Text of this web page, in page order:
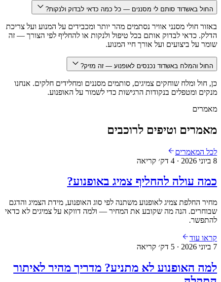
החול באשדוד סותם לי מסננים — כל כמה כדאי לבדוק ולנקות?
באזור חולי מסנני אוויר נסתמים מהר יותר ומכבידים על המנוע ועל צריכת
הדלק. כדאי לבדוק אותם בכל טיפול ולנקות או להחליף לפי הצורך — זה
שומר על ביצועים ועל אורך חיי המנוע.
החול והמלח באשדוד נכנסים לאופנוע — זה מזיק?
כן, חול ומלח שוחקים צמיגים, סותמים מסננים ומחלידים חלקים. אנחנו
מנקים ומטפלים בנקודות הרגישות כדי לשמור על האופנוע.
מאמרים
מאמרים וטיפים לרוכבים
לכל המאמרים
8 ביוני 2026
·
4 דק׳ קריאה
כמה עולה להחליף צמיג באופנוע?
מחיר החלפת צמיג לאופנוע משתנה לפי סוג האופנוע, מידת הצמיג והדגם
שבוחרים. הנה מה שקובע את המחיר — ולמה דווקא על צמיגים לא כדאי
להתפשר.
קראו עוד
7 ביוני 2026
·
5 דק׳ קריאה
למה האופנוע לא מתניע? מדריך מהיר לאיתור